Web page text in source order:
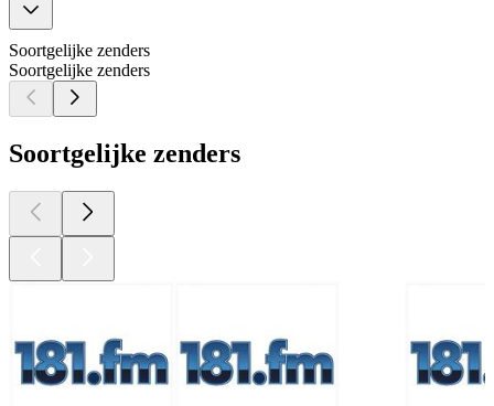
Soortgelijke zenders
Soortgelijke zenders
Soortgelijke zenders